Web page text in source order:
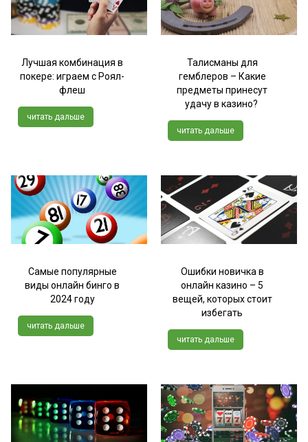
Лучшая комбинация в
покере: играем с Роял-
флеш
читать дальше
Талисманы для
гемблеров – Какие
предметы принесут
удачу в казино?
читать дальше
Самые популярные
виды онлайн бинго в
2024 году
читать дальше
Ошибки новичка в
онлайн казино – 5
вещей, которых стоит
избегать
читать дальше